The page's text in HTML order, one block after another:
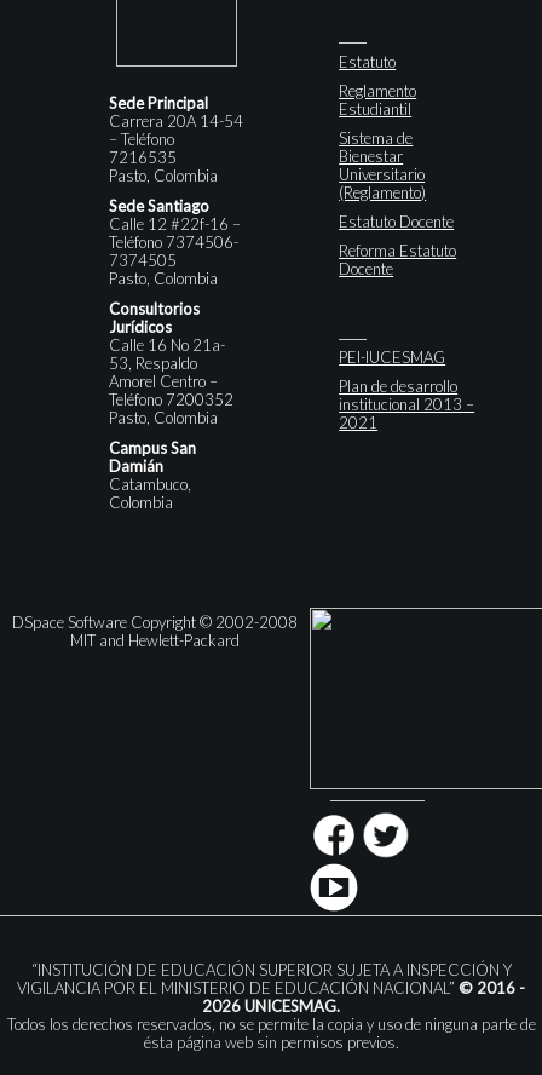
Sede Principal
Carrera 20A 14-54
– Teléfono
7216535
Pasto, Colombia
Sede Santiago
Calle 12 #22f-16 –
Teléfono 7374506-
7374505
Pasto, Colombia
Consultorios
Jurídicos
Calle 16 No 21a-
53, Respaldo
Amorel Centro –
Teléfono 7200352
Pasto, Colombia
Campus San
Damián
Catambuco,
Colombia
Estatuto
Reglamento
Estudiantil
Sistema de
Bienestar
Universitario
(Reglamento)
Estatuto Docente
Reforma Estatuto
Docente
PEI-IUCESMAG
Plan de desarrollo
institucional 2013 –
2021
DSpace Software Copyright © 2002-2008
MIT and Hewlett-Packard
“INSTITUCIÓN DE EDUCACIÓN SUPERIOR SUJETA A INSPECCIÓN Y
VIGILANCIA POR EL MINISTERIO DE EDUCACIÓN NACIONAL” © 2016 -
2026 UNICESMAG.
Todos los derechos reservados, no se permite la copia y uso de ninguna parte de
ésta página web sin permisos previos.